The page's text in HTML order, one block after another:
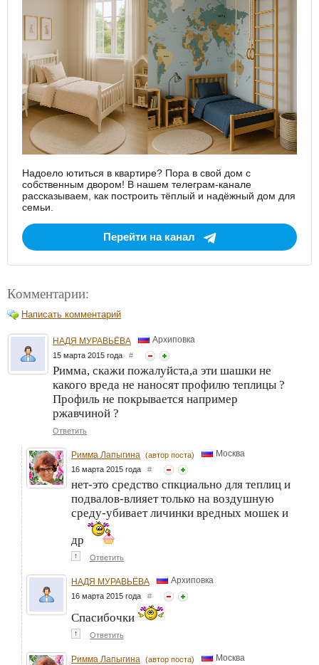
Надоело ютиться в квартире? Пора в свой дом с
собственным двором! В нашем телеграм-канале
рассказываем, как построить тёплый и надёжный дом для
семьи.
Перейти на канал
Комментарии:
Написать комментарий
НАДЯ МУРАВЬЁВА Архиповка
15 марта 2015 года #
Римма, скажи пожалуйста,а эти шашки не
какого вреда не наносят профилю теплицы ?
Профиль не покрывается например
ржавчиной ?
Ответить
Римма Лапыгина (автор поста) Москва
16 марта 2015 года #
нет-это средство спкциально для теплиц и
подвалов-влияет только на воздушную
среду-убивает личинки вредных мошек и
др
↑ Ответить
НАДЯ МУРАВЬЁВА Архиповка
16 марта 2015 года #
Спасибочки
↑ Ответить
Римма Лапыгина (автор поста) Москва